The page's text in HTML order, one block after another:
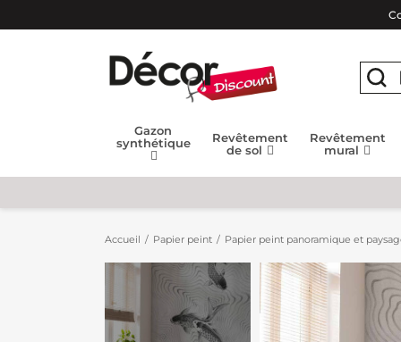
Gazon
synthétique
Revêtement
de sol
Revêtement
mural
Accueil Papier peint Papier peint panoramique et